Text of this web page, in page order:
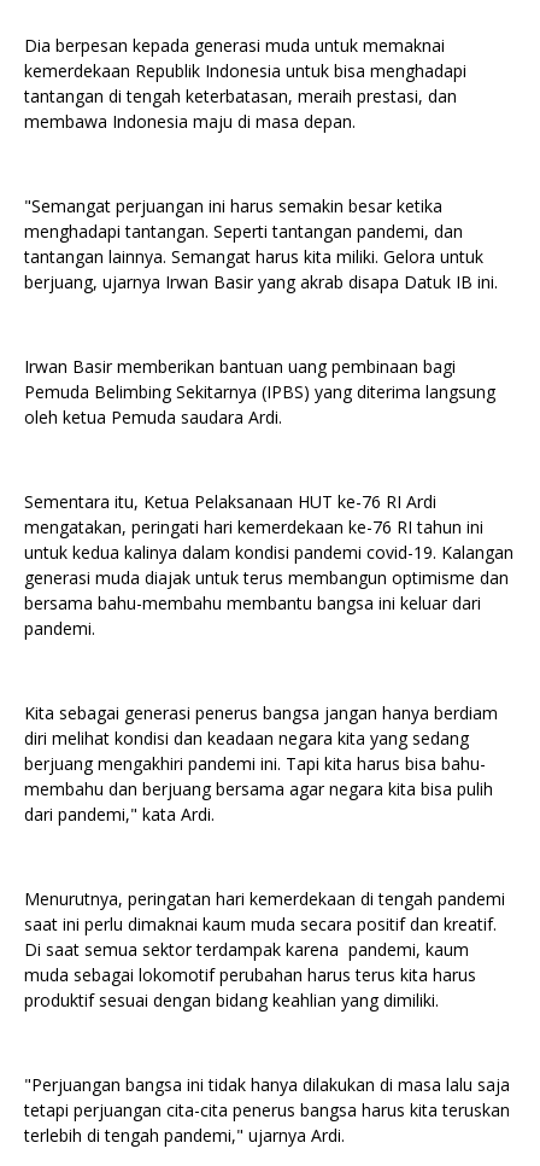
Dia berpesan kepada generasi muda untuk memaknai
kemerdekaan Republik Indonesia untuk bisa menghadapi
tantangan di tengah keterbatasan, meraih prestasi, dan
membawa Indonesia maju di masa depan.
"Semangat perjuangan ini harus semakin besar ketika
menghadapi tantangan. Seperti tantangan pandemi, dan
tantangan lainnya. Semangat harus kita miliki. Gelora untuk
berjuang, ujarnya Irwan Basir yang akrab disapa Datuk IB ini.
Irwan Basir memberikan bantuan uang pembinaan bagi
Pemuda Belimbing Sekitarnya (IPBS) yang diterima langsung
oleh ketua Pemuda saudara Ardi.
Sementara itu, Ketua Pelaksanaan HUT ke-76 RI Ardi
mengatakan, peringati hari kemerdekaan ke-76 RI tahun ini
untuk kedua kalinya dalam kondisi pandemi covid-19. Kalangan
generasi muda diajak untuk terus membangun optimisme dan
bersama bahu-membahu membantu bangsa ini keluar dari
pandemi.
Kita sebagai generasi penerus bangsa jangan hanya berdiam
diri melihat kondisi dan keadaan negara kita yang sedang
berjuang mengakhiri pandemi ini. Tapi kita harus bisa bahu-
membahu dan berjuang bersama agar negara kita bisa pulih
dari pandemi," kata Ardi.
Menurutnya, peringatan hari kemerdekaan di tengah pandemi
saat ini perlu dimaknai kaum muda secara positif dan kreatif.
Di saat semua sektor terdampak karena pandemi, kaum
muda sebagai lokomotif perubahan harus terus kita harus
produktif sesuai dengan bidang keahlian yang dimiliki.
"Perjuangan bangsa ini tidak hanya dilakukan di masa lalu saja
tetapi perjuangan cita-cita penerus bangsa harus kita teruskan
terlebih di tengah pandemi," ujarnya Ardi.